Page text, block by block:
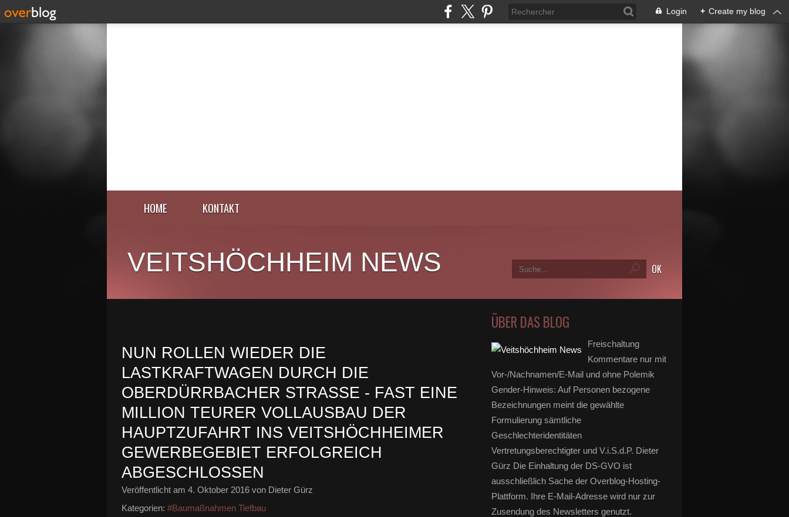
Login + Create my blog
HOME KONTAKT
VEITSHÖCHHEIM NEWS
NUN ROLLEN WIEDER DIE
LASTKRAFTWAGEN DURCH DIE
OBERDÜRRBACHER STRASSE - FAST EINE M
ILLION TEURER VOLLAUSBAU DER H
AUPTZUFAHRT INS VEITSHÖCHHEIMER G
EWERBEGEBIET ERFOLGREICH A
BGESCHLOSSEN
Veröffentlicht am 4. Oktober 2016 von Dieter Gürz
Kategorien: #Baumaßnahmen Tiefbau
ÜBER DAS BLOG
Freischaltung
Kommentare nur mit
Vor-/Nachnamen/E-Mail und ohne Polemik
Gender-Hinweis: Auf Personen bezogene
Bezeichnungen meint die gewählte
Formulierung sämtliche
Geschlechteridentitäten
Vertretungsberechtigter und V.i.S.d.P. Dieter
Gürz Die Einhaltung der DS-GVO ist
ausschließlich Sache der Overblog-Hosting-
Plattform. Ihre E-Mail-Adresse wird nur zur
Zusendung des Newsletters genutzt.